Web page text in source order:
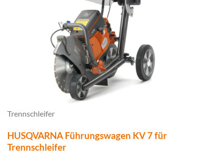
Trennschleifer
HUSQVARNA Führungswagen KV 7 für
Trennschleifer